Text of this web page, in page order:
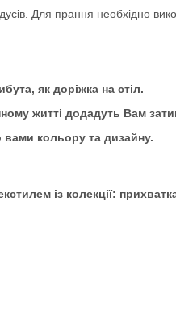
Для прання необхідно
як доріжка на стіл.
житті додадуть Вам
вами кольору та дизайну.
із колекції: